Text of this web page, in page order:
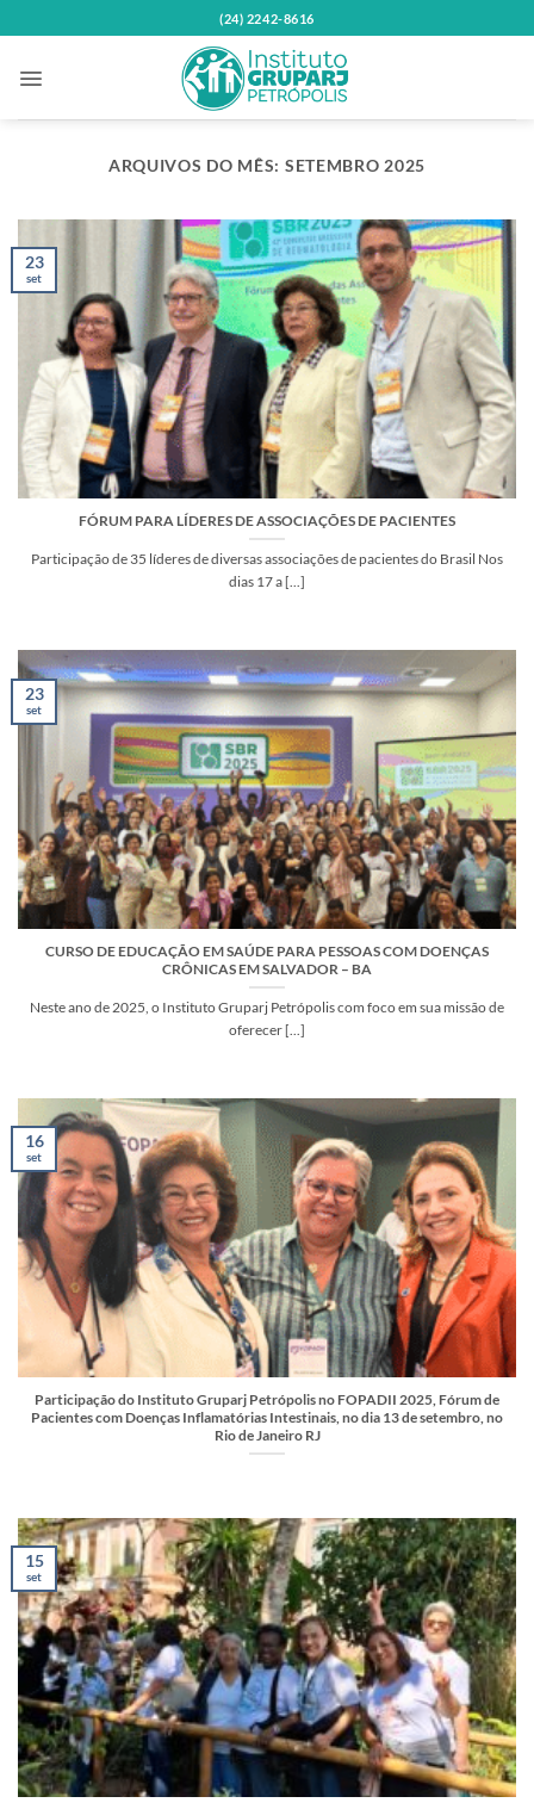
to
(24) 2242-8616
ARQUIVOS DO MÊS: SETEMBRO 2025
FÓRUM PARA LÍDERES DE ASSOCIAÇÕES DE PACIENTES
Participação de 35 líderes de diversas associações de pacientes do Brasil Nos
dias 17 a [...]
23
set
CURSO DE EDUCAÇÃO EM SAÚDE PARA PESSOAS COM DOENÇAS
CRÔNICAS EM SALVADOR – BA
Neste ano de 2025, o Instituto Gruparj Petrópolis com foco em sua missão de
oferecer [...]
23
set
Participação do Instituto Gruparj Petrópolis no FOPADII 2025, Fórum de
Pacientes com Doenças Inflamatórias Intestinais, no dia 13 de setembro, no
Rio de Janeiro RJ
16
set
15
set